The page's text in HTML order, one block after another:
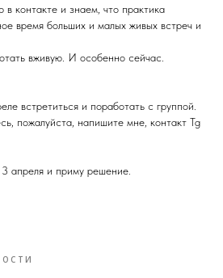
контакте и знаем, что практика
время больших и малых живых встреч и
вживую. И особенно сейчас.
встретиться и поработать с группой.
пожалуйста, напишите мне, контакт Tg
апреля и приму решение.